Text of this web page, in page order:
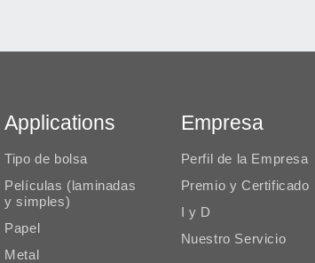
Applications
Tipo de bolsa
Películas (laminadas
y simples)
Papel
Metal
Empresa
Perfil de la Empresa
Premio y Certificado
I y D
Nuestro Servicio